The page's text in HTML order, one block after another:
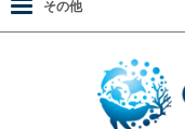
その他